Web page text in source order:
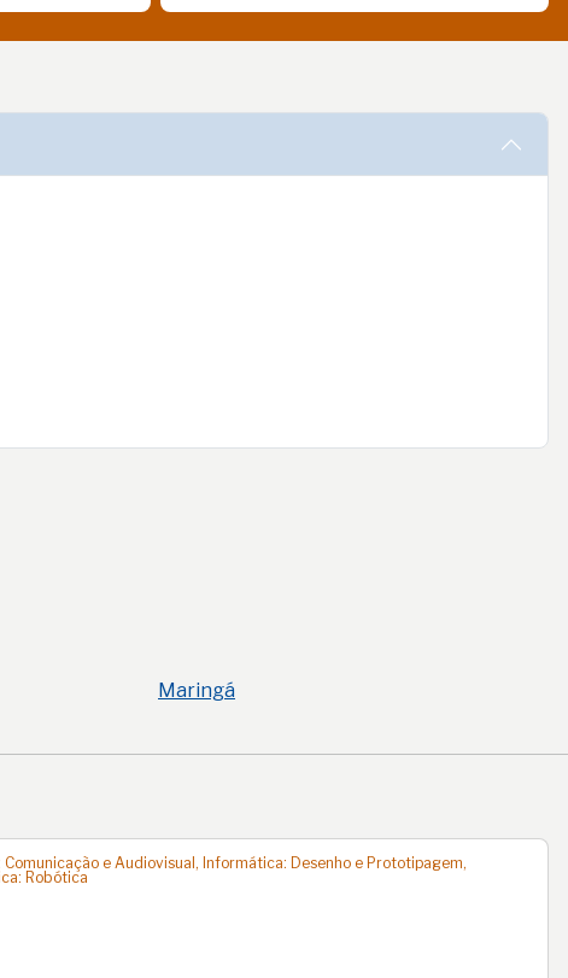
Maringá
e Audiovisual, Informática: Desenho e Prototipagem,
Robótica